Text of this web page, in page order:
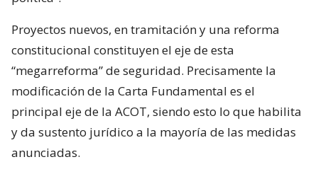
Proyectos nuevos, en tramitación y una reforma
constitucional constituyen el eje de esta
“megarreforma” de seguridad. Precisamente la
modificación de la Carta Fundamental es el
principal eje de la ACOT, siendo esto lo que habilita
y da sustento jurídico a la mayoría de las medidas
anunciadas.